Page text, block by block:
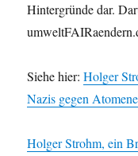
Hintergründe dar.
Siehe hier:Holger
Nazis gegen
Holger Strohm, ein